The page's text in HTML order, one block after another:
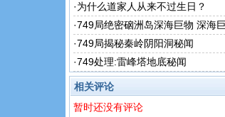
·为什么道家人从来不过生日？
·749局绝密硇洲岛深海巨物 深海
醒？
·749局揭秘秦岭阴阳洞秘闻
·749处理:雷峰塔地底秘闻
相关评论
暂时还没有评论